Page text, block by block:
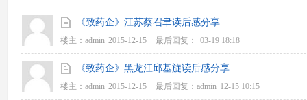
《致药企》江苏蔡召聿读后感分享
楼主： admin 2015-12-15 最后回复： 03-19 18:18
《致药企》黑龙江邱基旋读后感分享
楼主： admin 2015-12-15 最后回复： admin 12-15 10:15